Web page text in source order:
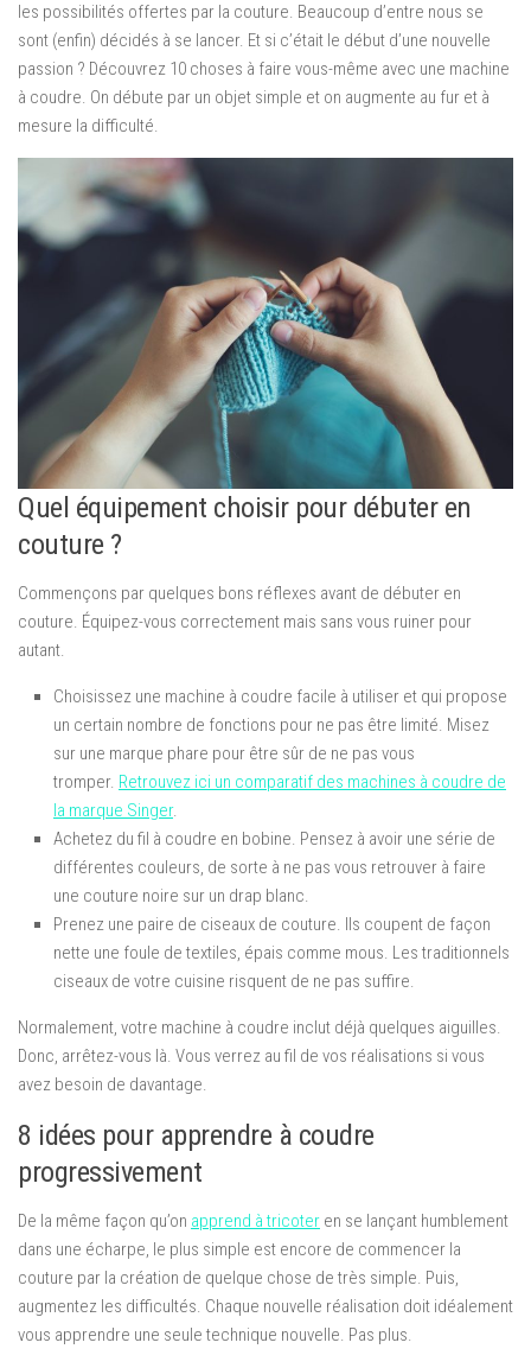
les possibilités offertes par la couture. Beaucoup d’entre nous se
sont (enfin) décidés à se lancer. Et si c’était le début d’une nouvelle
passion ? Découvrez 10 choses à faire vous-même avec une machine
à coudre. On débute par un objet simple et on augmente au fur et à
mesure la difficulté.
Quel équipement choisir pour débuter en
couture ?
Commençons par quelques bons réflexes avant de débuter en
couture. Équipez-vous correctement mais sans vous ruiner pour
autant.
Choisissez une machine à coudre facile à utiliser et qui propose
un certain nombre de fonctions pour ne pas être limité. Misez
sur une marque phare pour être sûr de ne pas vous
tromper. Retrouvez ici un comparatif des machines à coudre de
la marque Singer.
Achetez du fil à coudre en bobine. Pensez à avoir une série de
différentes couleurs, de sorte à ne pas vous retrouver à faire
une couture noire sur un drap blanc.
Prenez une paire de ciseaux de couture. Ils coupent de façon
nette une foule de textiles, épais comme mous. Les traditionnels
ciseaux de votre cuisine risquent de ne pas suffire.
Normalement, votre machine à coudre inclut déjà quelques aiguilles.
Donc, arrêtez-vous là. Vous verrez au fil de vos réalisations si vous
avez besoin de davantage.
8 idées pour apprendre à coudre
progressivement
De la même façon qu’on apprend à tricoter en se lançant humblement
dans une écharpe, le plus simple est encore de commencer la
couture par la création de quelque chose de très simple. Puis,
augmentez les difficultés. Chaque nouvelle réalisation doit idéalement
vous apprendre une seule technique nouvelle. Pas plus.